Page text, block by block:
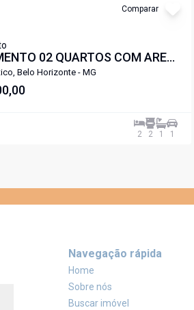
Comparar
02 QUARTOS COM AREA
PROXIMO A LAGOA
SANTA AMELIA .
Belo Horizonte - MG
2 2 1 1
Navegação rápida
Home
Sobre nós
Buscar imóvel